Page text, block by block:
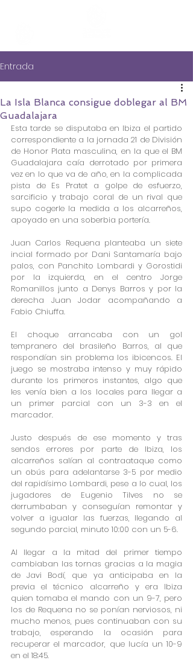
Entrada
La Isla Blanca consigue doblegar al BM
Guadalajara
Esta tarde se disputaba en Ibiza el partido
correspondiente a la jornada 21 de División
de Honor Plata masculina, en la que el BM
Guadalajara caía derrotado por primera
vez en lo que va de año, en la complicada
pista de Es Pratet a golpe de esfuerzo,
sarcificio y trabajo coral de un rival que
supo cogerle la medida a los alcarreños,
apoyado en una soberbia portería.
Juan Carlos Requena planteaba un siete
incial formado por Dani Santamaría bajo
palos, con Panchito Lombardi y Gorostidi
por la izquierda, en el centro Jorge
Romanillos junto a Denys Barros y por la
derecha Juan Jodar acompañando a
Fabio Chiuffa.
El choque arrancaba con un gol
tempranero del brasileño Barros, al que
respondían sin problema los ibicencos. El
juego se mostraba intenso y muy rápido
durante los primeros instantes, algo que
les venía bien a los locales para llegar a
un primer parcial con un 3-3 en el
marcador.
Justo después de ese momento y tras
sendos errores por parte de Ibiza, los
alcarreños salían al contraataque como
un obús para adelantarse 3-5 por medio
del rapidísimo Lombardi, pese a lo cual, los
jugadores de Eugenio Tilves no se
derrumbaban y conseguían remontar y
volver a igualar las fuerzas, llegando al
segundo parcial, minuto 10:00 con un 5-6.
Al llegar a la mitad del primer tiempo
cambiaban las tornas gracias a la magia
de Javi Bodí, que ya anticipaba en la
previa el técnico alcarreño y era Ibiza
quien tomaba el mando con un 9-7, pero
los de Requena no se ponían nerviosos, ni
mucho menos, pues continuaban con su
trabajo, esperando la ocasión para
recuperar el marcador, que lucía un 10-9
en el 18:45.